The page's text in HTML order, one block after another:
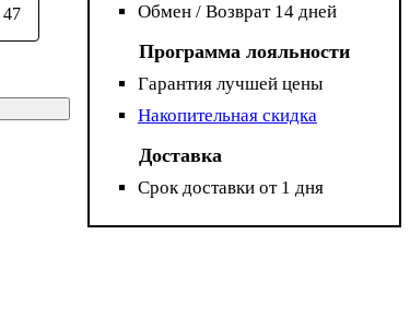
47
Обмен / Возврат 14 дней
Программа лояльности
Гарантия лучшей цены
Накопительная скидка
Доставка
Срок доставки от 1 дня